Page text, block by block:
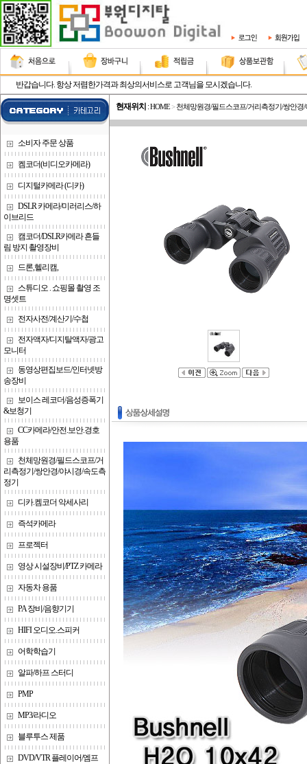
반갑습니다. 항상 저렴한가격과 최상의서비스로 고객님을 모시겠습니다.
소비자 주문 상품
켐코더(비디오카메라)
디지털카메라 (디카)
DSLR 카메라/미러리스/하
이브리드
캠코더/DSLR카메라 흔들
림 방지 촬영장비
드론,헬리캠,
스튜디오 . 쇼핑몰 촬영 조
명셋트
전자사전/계산기/수첩
전자액자/디지탈액자/광고
모니터
동영상편집보드/인터넷방
송장비
보이스 레코더/음성증폭기
&보청기
CC카메라/안전.보안.경호
용품
천체망원경/필드스코프/거
리측정기/쌍안경/야시경/속도측
정기
디카.켐코더 악세사리
즉석카메라
프로젝터
영상 시설장비/PTZ 카메라
자동차 용품
PA 장비/음향기기
HIFI 오디오.스피커
어학학습기
알파/하프 스터디
PMP
MP3/라디오
블루투스 제품
DVD/VTR 플레이어/엠프
현재위치 :HOME>천체망원경/필드스코프/거리측정기/쌍안경